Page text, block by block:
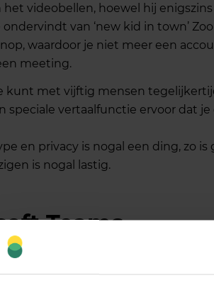
het videobellen, hoewel hij
van ‘new kid in town’
waardoor je niet meer een
meeting.
kunt met vijftig mensen
speciale vertaalfunctie ervoor dat
en privacy is nogal een ding, zo
is nogal lastig.
Teams
van Microsoft. Zit
Niet zo zeer bedoeld om